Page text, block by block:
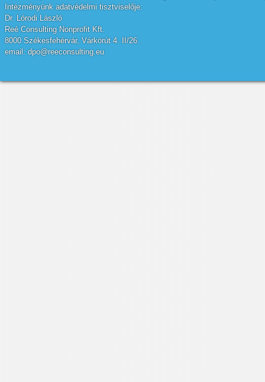
Intézményünk adatvédelmi tisztviselője:
Dr. Lórodi László
Reé Consulting Nonprofit Kft.
8000 Székesfehérvár, Várkörút 4. II/26.
email: dpo@reeconsulting.eu